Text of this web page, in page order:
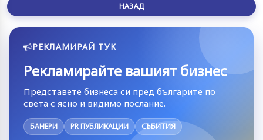
НАЗАД
РЕКЛАМИРАЙ ТУК
Рекламирайте вашият бизнес
Представете бизнеса си пред българите по
света с ясно и видимо послание.
БАНЕРИ PR ПУБЛИКАЦИИ СЪБИТИЯ